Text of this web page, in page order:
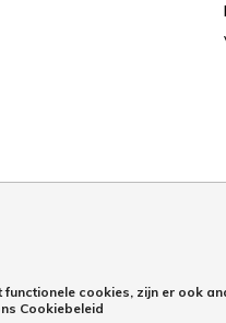
cookies, zijn er ook
Cookiebeleid